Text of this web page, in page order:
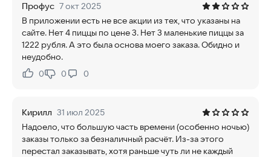
Профус 7 окт 2025
В приложении есть не все акции из тех, что указаны на
сайте. Нет 4 пиццы по цене 3. Нет 3 маленькие пиццы за
1222 рубля. А это была основа моего заказа. Обидно и
неудобно.
Нравится:
0Не нравится:
0 0
Кирилл 31 июл 2025
Надоело, что большую часть времени (особенно ночью)
заказы только за безналичный расчёт. Из-за этого
перестал заказывать, хотя раньше чуть ли не каждый